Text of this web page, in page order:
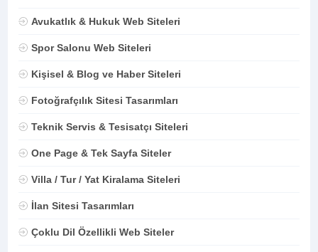
Avukatlık & Hukuk Web Siteleri
Spor Salonu Web Siteleri
Kişisel & Blog ve Haber Siteleri
Fotoğrafçılık Sitesi Tasarımları
Teknik Servis & Tesisatçı Siteleri
One Page & Tek Sayfa Siteler
Villa / Tur / Yat Kiralama Siteleri
İlan Sitesi Tasarımları
Çoklu Dil Özellikli Web Siteler